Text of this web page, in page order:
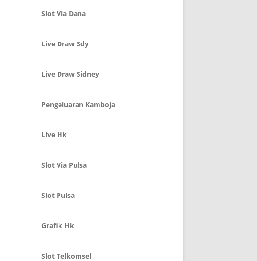
Slot Via Dana
Live Draw Sdy
Live Draw Sidney
Pengeluaran Kamboja
Live Hk
Slot Via Pulsa
Slot Pulsa
Grafik Hk
Slot Telkomsel